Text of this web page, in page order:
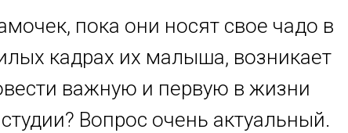
пока они носят свое чадо в
кадрах их малыша, возникает
важную и первую в жизни
Вопрос очень актуальный.